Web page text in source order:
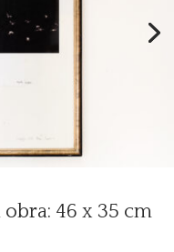
46 x 35 cm